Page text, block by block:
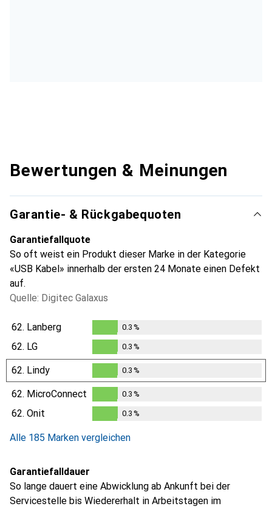
Bewertungen & Meinungen
Garantie- & Rückgabequoten
Garantiefallquote
So oft weist ein Produkt dieser Marke in der Kategorie
«USB Kabel» innerhalb der ersten 24 Monate einen Defekt
auf.
Quelle: Digitec Galaxus
62. Lanberg
0.3%
0.3 %
62. LG
0.3%
0.3 %
62. Lindy
0.3%
0.3 %
62. MicroConnect
0.3%
0.3 %
62. Onit 0.3 %
Alle 185 Marken vergleichen
Garantiefalldauer
So lange dauert eine Abwicklung ab Ankunft bei der
Servicestelle bis Wiedererhalt in Arbeitstagen im